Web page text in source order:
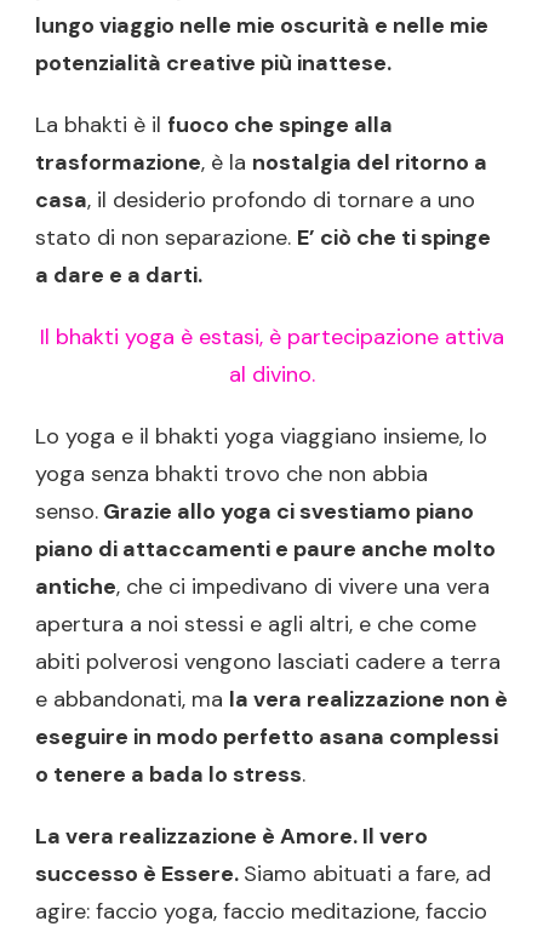
lungo viaggio nelle mie oscurità e nelle mie
potenzialità creative più inattese.
La bhakti è il fuoco che spinge alla
trasformazione, è la nostalgia del ritorno a
casa, il desiderio profondo di tornare a uno
stato di non separazione. E’ ciò che ti spinge
a dare e a darti.
Il bhakti yoga è estasi, è partecipazione attiva
al divino.
Lo yoga e il bhakti yoga viaggiano insieme, lo
yoga senza bhakti trovo che non abbia
senso. Grazie allo yoga ci svestiamo piano
piano di attaccamenti e paure anche molto
antiche, che ci impedivano di vivere una vera
apertura a noi stessi e agli altri, e che come
abiti polverosi vengono lasciati cadere a terra
e abbandonati, ma la vera realizzazione non è
eseguire in modo perfetto asana complessi
o tenere a bada lo stress.
La vera realizzazione è Amore. Il vero
successo è Essere. Siamo abituati a fare, ad
agire: faccio yoga, faccio meditazione, faccio